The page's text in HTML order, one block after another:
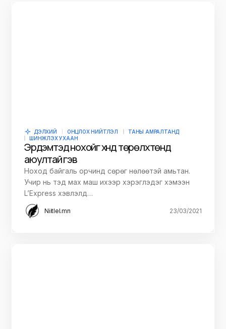
ДЭЛХИЙ ОНЦЛОХ НИЙТЛЭЛ
ТАНЫ АМРАЛТАНД
ШИНЖЛЭХ УХААН
Эрдэмтэд нохойг хүнд төрөлхтөнд
аюултай гэв
Ноход байгаль орчинд сөрөг нөлөөтэй амьтан.
Учир нь тэд мах маш ихээр хэрэглэдэг хэмээн
L’Express хэвлэлд…
Niitlel.mn 23/03/2021